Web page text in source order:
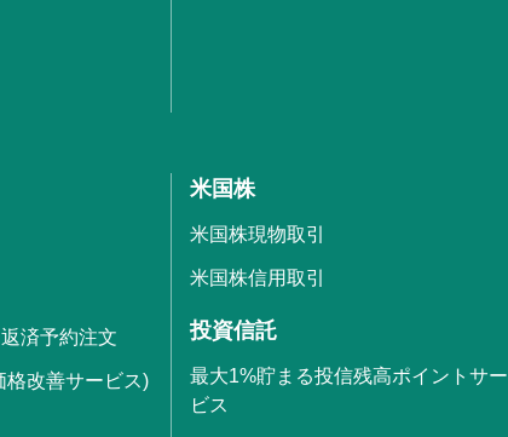
済予約注文
格改善サービス)
米国株
米国株現物取引
米国株信用取引
投資信託
最大1%貯まる投信残高ポイントサー
ビス